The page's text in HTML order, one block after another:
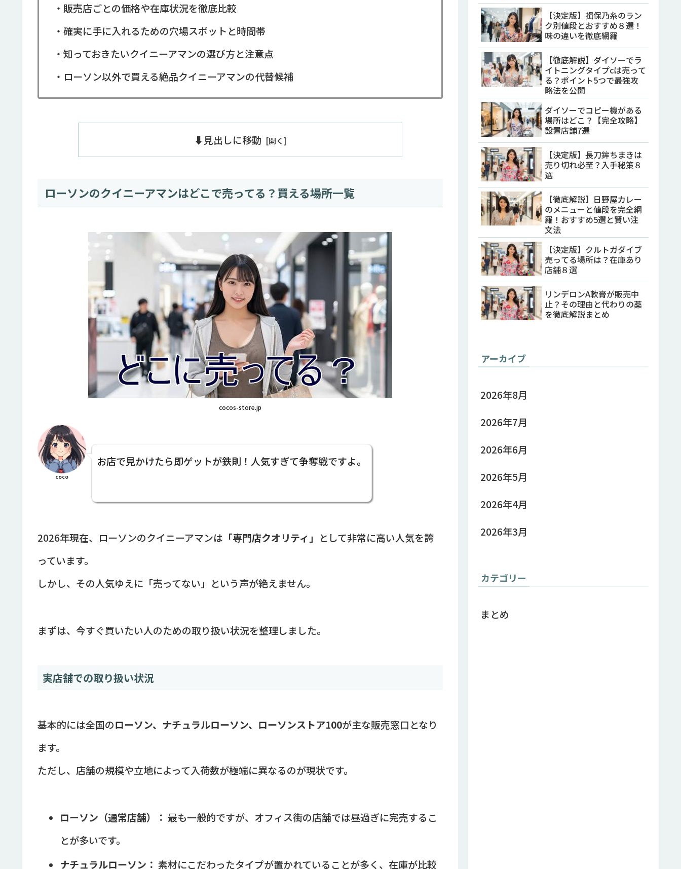
・販売店ごとの価格や在庫状況を徹底比較
・確実に手に入れるための穴場スポットと時間帯
・知っておきたいクイニーアマンの選び方と注意点
・ローソン以外で買える絶品クイニーアマンの代替候補
⬇️見出しに移動
ローソンのクイニーアマンはどこで売ってる？買える場所一覧
cocos-store.jp
coco
お店で見かけたら即ゲットが鉄則！人気すぎて争奪戦ですよ。
2026年現在、ローソンのクイニーアマンは 「専門店クオリティ」 として非常に高い人気を誇
っています。
しかし、その人気ゆえに「売ってない」という声が絶えません。
まずは、今すぐ買いたい人のための取り扱い状況を整理しました。
実店舗での取り扱い状況
基本的には全国のローソン、ナチュラルローソン、ローソンストア100が主な販売窓口となり
ます。
ただし、店舗の規模や立地によって入荷数が極端に異なるのが現状です。
ローソン（通常店舗）： 最も一般的ですが、オフィス街の店舗では昼過ぎに完売するこ
とが多いです。
ナチュラルローソン： 素材にこだわったタイプが置かれていることが多く、在庫が比較
【決定版】揖保乃糸のラン
ク別値段とおすすめ８選！
味の違いを徹底網羅
【徹底解説】ダイソーでラ
イトニングタイプcは売って
る？ポイント5つで最強攻
略法を公開
ダイソーでコピー機がある
場所はどこ？【完全攻略】
設置店舗7選
【決定版】長刀鉾ちまきは
売り切れ必至？入手秘策８
選
【徹底解説】日野屋カレー
のメニューと値段を完全網
羅！おすすめ5選と賢い注
文法
【決定版】クルトガダイブ
売ってる場所は？在庫あり
店舗８選
リンデロンA軟膏が販売中
止？その理由と代わりの薬
を徹底解説まとめ
アーカイブ
2026年8月
2026年7月
2026年6月
2026年5月
2026年4月
2026年3月
カテゴリー
まとめ